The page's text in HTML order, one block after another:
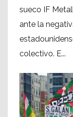
sueco IF
ante la
colectivo. E...